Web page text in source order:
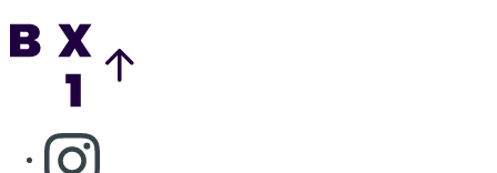
Consulter page Instagram